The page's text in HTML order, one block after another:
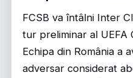
FCSB va întâlni Inter
tur preliminar al UEFA
Echipa din România a
adversar considerat